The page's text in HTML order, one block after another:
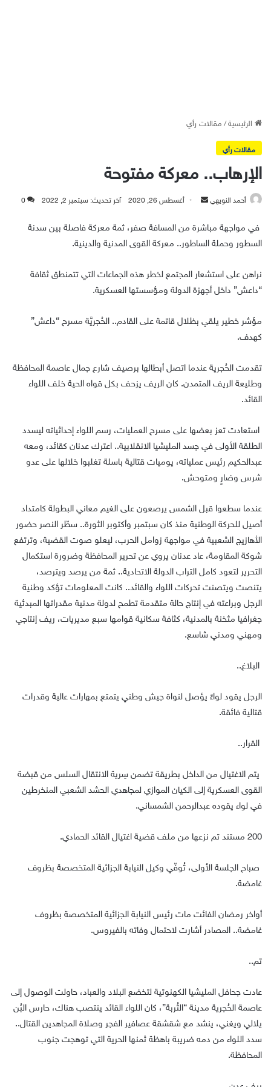
الرئيسية/مقالات رأي
مقالات رأي
الإرهاب.. معركة مفتوحة
أحمد النويهي
أرسل
إلكترونيا
أغسطس 26, 2020 آخر تحديث: سبتمبر 2, 2022 0
في مواجهة مباشرة من المسافة صفر، ثمة معركة فاصلة بين سدنة
السطور وحملة الساطور.. معركة القوى المدنية والدينية.
نراهن على استشعار المجتمع لخطر هذه الجماعات التي تتمنطق ثقافة
“داعش” داخل أجهزة الدولة ومؤسستها العسكرية.
مؤشر خطير يلقي بظلال قاتمة على القادم.. الحُجريَّة مسرح “داعش”
كهدف.
تقدمت الحُجرية عندما اتصل أبطالها برصيف شارع جمال عاصمة المحافظة
وطليعة الريف المتمدن. كان الريف يزحف بكل قواه الحية خلف اللواء
القائد.
استعادت تعز بعضها على مسرح العمليات، رسم اللواء إحداثياته ليسدد
الطلقة الأولى في جسد المليشيا الانقلابية.. اعترك عدنان كقائد، ومعه
عبدالحكيم رئيس عملياته، يوميات قتالية باسلة تغلبوا خلالها على عدو
شرس وضارٍ ومتوحش.
عندما سطعوا قبل الشمس يرصعون على الغيم معاني البطولة كامتداد
أصيل للحركة الوطنية منذ كان سبتمبر وأكتوبر الثورة.. سطّر النصر حضور
الأهازيج الشعبية في مواجهة زوامل الحرب، ليعلو صوت القضية، وترتفع
شوكة المقاومة، عاد عدنان يروي عن تحرير المحافظة وضرورة استكمال
التحرير لتعود كامل التراب الدولة الاتحادية.. ثمة من يرصد ويترصد،
يتنصت ويتصنت تحركات اللواء والقائد.. كانت المعلومات تؤكد وطنية
الرجل وبراعته في إنتاج حالة متقدمة تطمح لدولة مدنية مقدراتها المبدئية
جغرافيا مثخنة بالمدنية، كثافة سكانية قوامها سبع مديريات، ريف إنتاجي
ومهني ومدني شاسع.
البلاغ..
الرجل يقود لواءً يؤصل لنواة جيش وطني يتمتع بمهارات عالية وقدرات
قتالية فائقة.
القرار..
يتم الاغتيال من الداخل بطريقة تضمن سِرية الانتقال السلس من قبضة
القوى العسكرية إلى الكيان الموازي لمجاهدي الحشد الشعبي المنخرطين
في لواء يقوده عبدالرحمن الشمساني.
200 مستند تم نزعها من ملف قضية اغتيال القائد الحمادي.
صباح الجلسة الأولى، تُوفّي وكيل النيابة الجزائية المتخصصة بظروف
غامضة.
أواخر رمضان الفائت مات رئيس النيابة الجزائية المتخصصة بظروف
غامضة.. المصادر أشارت لاحتمال وفاته بالفيروس.
تم..
عادت جحافل المليشيا الكهنوتية لتخضع البلاد والعباد، حاولت الوصول إلى
عاصمة الحُجرية مدينة “التُربة”، كان اللواء القائد ينتصب هناك، حارس البُن
يلالي ويغني، ينشد مع شقشقة عصافير الفجر وصلاة المجاهدين القتال..
سدد اللواء من دمه ضريبة باهظة ثمنها الحرية التي توهجت جنوب
المحافظة.